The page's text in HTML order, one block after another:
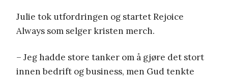
Julie tok utfordringen og startet Rejoice
Always som selger kristen merch.
– Jeg hadde store tanker om å gjøre det stort
innen bedrift og business, men Gud tenkte